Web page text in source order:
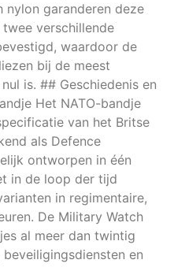
nylon garanderen deze
verschillende
waardoor de
bij de meest
is. ## Geschiedenis en
Het NATO-bandje
van het Britse
als Defence
ontworpen in één
in de loop der tijd
in regimentaire,
De Military Watch
al meer dan twintig
en